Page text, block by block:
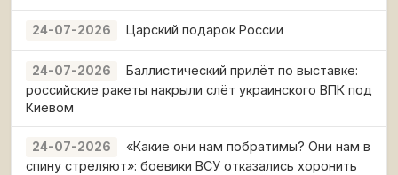
24-07-2026 Царский подарок России
24-07-2026
Баллистический прилёт по выставке:
российские ракеты накрыли слёт украинского ВПК под
Киевом
24-07-2026
«Какие они нам побратимы? Они нам в
спину стреляют»: боевики ВСУ отказались хоронить